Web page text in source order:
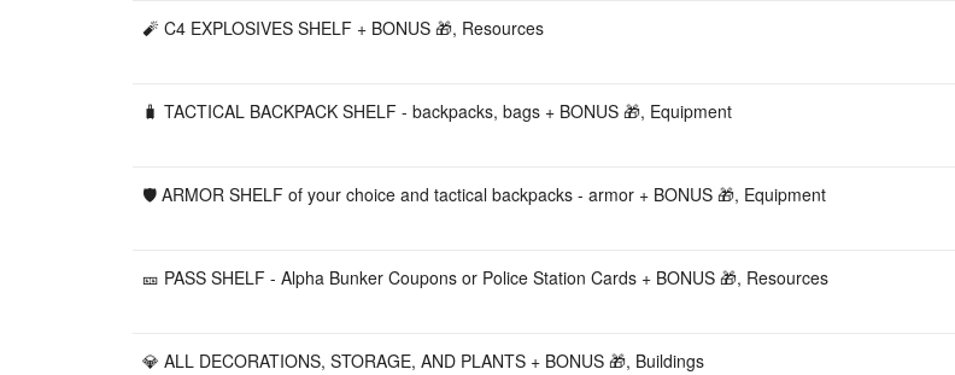
🧨 C4 EXPLOSIVES SHELF + BONUS 🎁, Resources
🧳 TACTICAL BACKPACK SHELF - backpacks, bags + BONUS 🎁, Equipment
🛡️ ARMOR SHELF of your choice and tactical backpacks - armor + BONUS 🎁, Equipment
🎫 PASS SHELF - Alpha Bunker Coupons or Police Station Cards + BONUS 🎁, Resources
💎 ALL DECORATIONS, STORAGE, AND PLANTS + BONUS 🎁, Buildings